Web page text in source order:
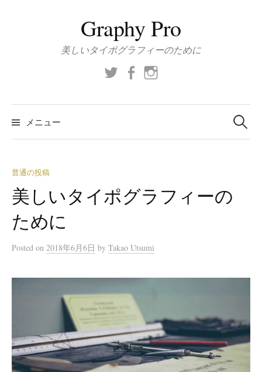
ス
キ
Graphy Pro
美しいタイポグラフィーのために
Twitter Facebook
メニュー
検
索:
普通の投稿
美しいタイポグラフィーの
ために
Posted on 2018年6月6日 by Takao Utsumi